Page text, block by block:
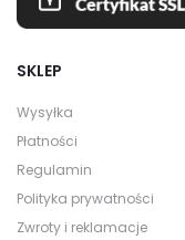
SKLEP
Wysyłka
Płatności
Regulamin
Polityka prywatności
Zwroty i reklamacje